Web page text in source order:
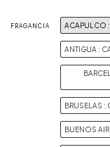
FRAGANCIA ACAPULCO
ANTIGUA :
BRUSELAS
BUENOS